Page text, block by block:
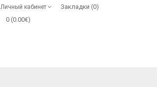
Личный кабинет Закладки (0)
0 (0.00€)